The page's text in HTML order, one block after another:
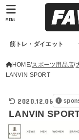
筋トレ・ダイエット
MENU
HOME スポーツ用品店
LANVIN SPORT
2020.12.06
LANVIN